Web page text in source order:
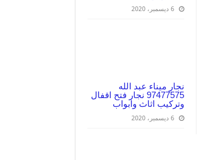
6 ديسمبر، 2020
نجار ميناء عبد الله
97477575 نجار فتح اقفال
وتركيب اثاث وابواب
6 ديسمبر، 2020